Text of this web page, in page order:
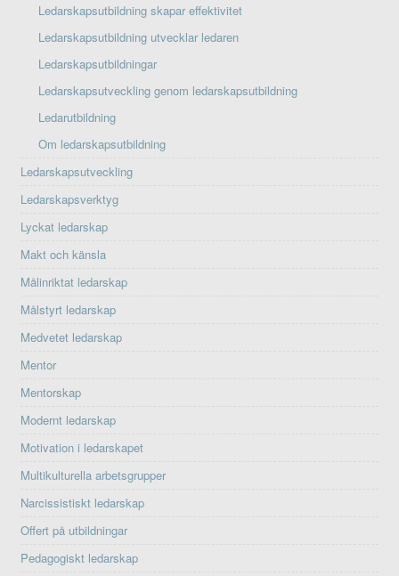
Ledarskapsutbildning skapar effektivitet
Ledarskapsutbildning utvecklar ledaren
Ledarskapsutbildningar
Ledarskapsutveckling genom ledarskapsutbildning
Ledarutbildning
Om ledarskapsutbildning
Ledarskapsutveckling
Ledarskapsverktyg
Lyckat ledarskap
Makt och känsla
Målinriktat ledarskap
Målstyrt ledarskap
Medvetet ledarskap
Mentor
Mentorskap
Modernt ledarskap
Motivation i ledarskapet
Multikulturella arbetsgrupper
Narcissistiskt ledarskap
Offert på utbildningar
Pedagogiskt ledarskap